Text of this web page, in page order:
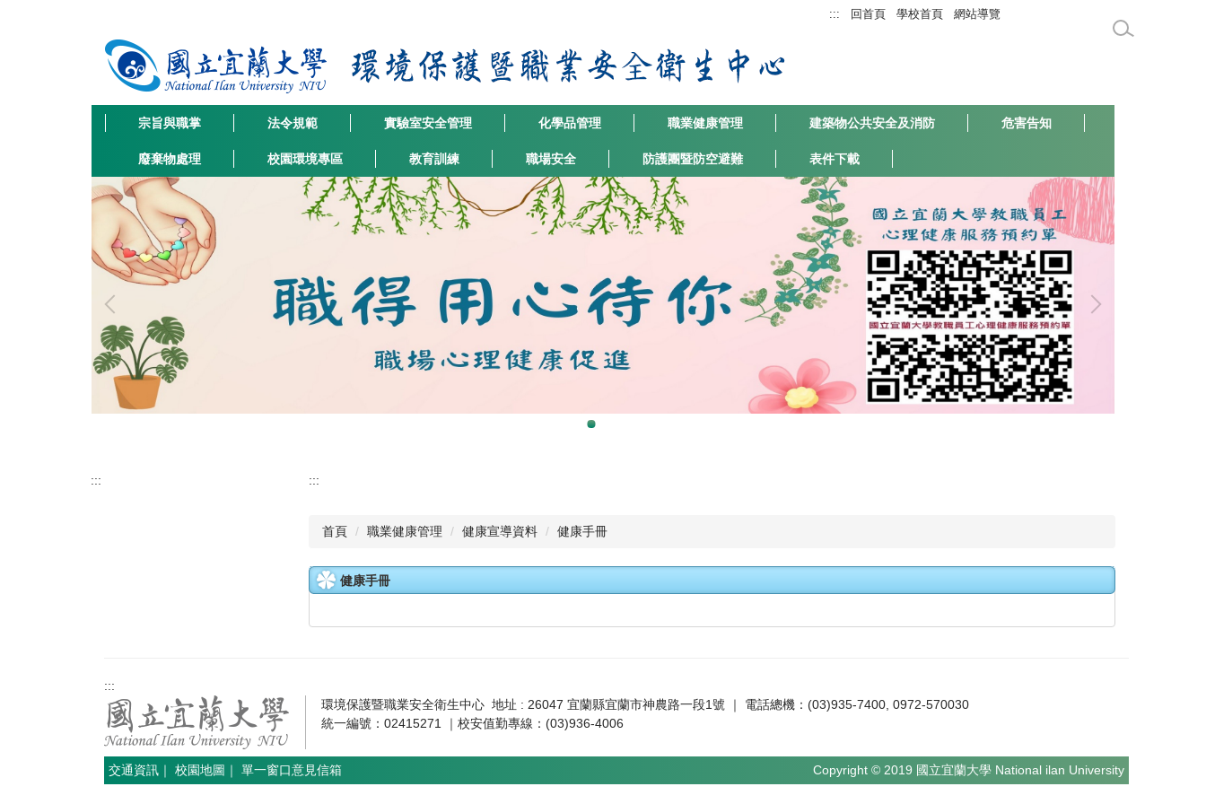
::: 回首頁 學校首頁 網站導覽
宗旨與職掌 法令規範 實驗室安全管理 化學品管理 職業健康管理 建築物公共安全及消防 危害告知
廢棄物處理 校園環境專區 教育訓練 職場安全 防護團暨防空避難 表件下載
::: :::
首頁 職業健康管理 健康宣導資料 健康手冊
健康手冊
:::
環境保護暨職業安全衛生中心 地址 : 26047 宜蘭縣宜蘭市神農路一段1號 ｜ 電話總機：(03)935-7400, 0972-570030
統一編號：02415271 ｜校安值勤專線：(03)936-4006
交通資訊 ｜ 校園地圖 ｜ 單一窗口意見信箱 Copyright © 2019 國立宜蘭大學 National ilan University NIU